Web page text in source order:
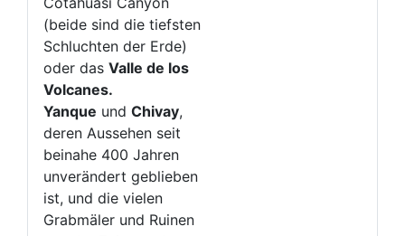
(beide sind die tiefsten
Schluchten der Erde)
oder das Valle de los
Volcanes.
Yanque und Chivay,
deren Aussehen seit
beinahe 400 Jahren
unverändert geblieben
ist, und die vielen
Grabmäler und Ruinen